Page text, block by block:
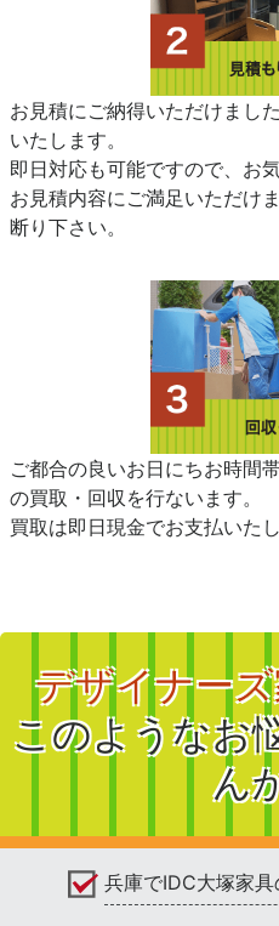
お見積にご納得いただけまし
いたします。
即日対応も可能ですので、お
お見積内容にご満足いただけ
断り下さい。
ご都合の良いお日にちお時間
の買取・回収を行ないます。
買取は即日現金でお支払いたし
デザイナー
このようなお
ん
兵庫でIDC大塚家具